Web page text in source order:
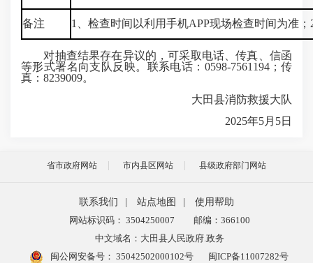
备注 1、检查时间以利用手机APP现场检查时间为准
对抽查结果存在异议的，可采取电话、传真、信函
等形式署名向支队反映。联系电话：0598-7561194；传
真：8239009。
大田县消防救援大队
2025年5月5日
省市政府网站 市内县区网站 县级政府部门网站
联系我们 站点地图
使用帮助
网站标识码： 3504250007
邮编：366100
中文域名：大田县人民政府.政务
闽公网安备号： 35042502000102号 闽ICP备11007282号